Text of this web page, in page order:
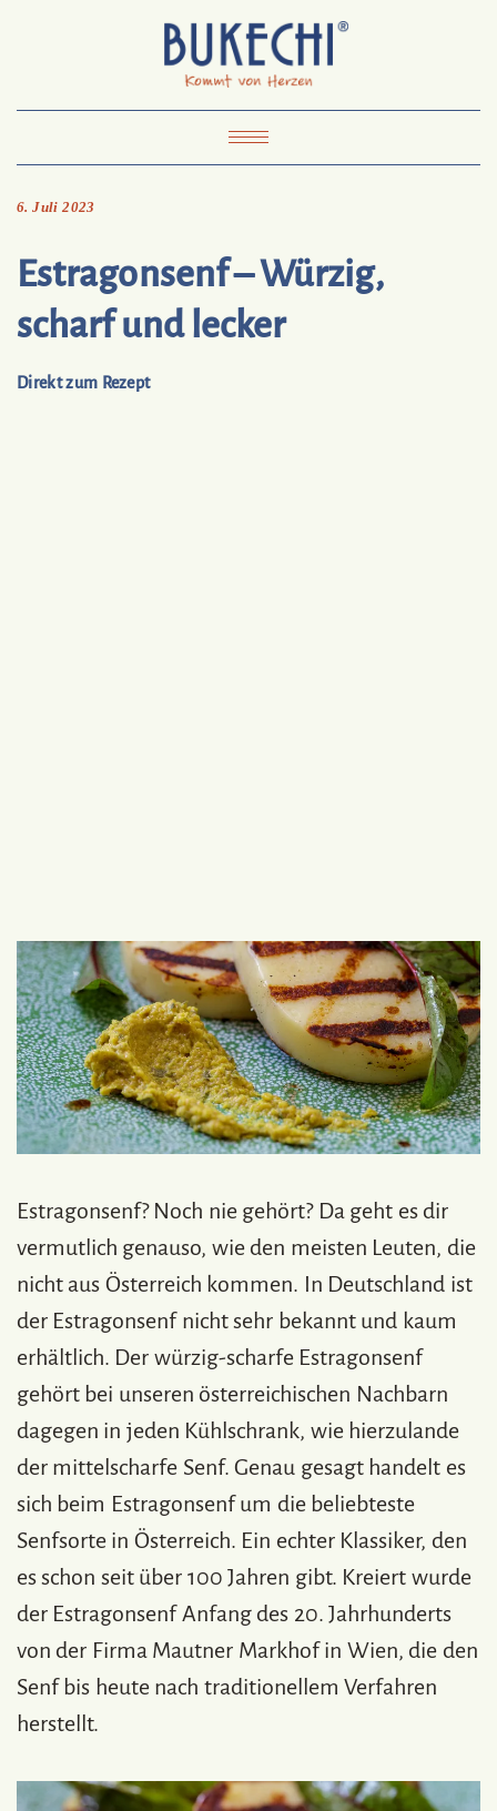
Pinterest
Mail
To
Bukechi
Impressum Datenschutz
Toggle
6. Juli 2023
Estragonsenf – Würzig,
scharf und lecker
Direkt zum Rezept
Estragonsenf? Noch nie gehört? Da geht es dir
vermutlich genauso, wie den meisten Leuten, die
nicht aus Österreich kommen. In Deutschland ist
der Estragonsenf nicht sehr bekannt und kaum
erhältlich. Der würzig-scharfe Estragonsenf
gehört bei unseren österreichischen Nachbarn
dagegen in jeden Kühlschrank, wie hierzulande
der mittelscharfe Senf. Genau gesagt handelt es
sich beim Estragonsenf um die beliebteste
Senfsorte in Österreich. Ein echter Klassiker, den
es schon seit über 100 Jahren gibt. Kreiert wurde
der Estragonsenf Anfang des 20. Jahrhunderts
von der Firma Mautner Markhof in Wien, die den
Senf bis heute nach traditionellem Verfahren
herstellt.